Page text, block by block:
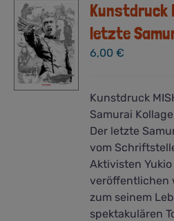
Kunstdruck
letzte
6,00€
Kunstdruck
Samurai Kollage
Der letzte
vom
Aktivisten Yukio
veröffentlichen
zum seinem
spektakulären